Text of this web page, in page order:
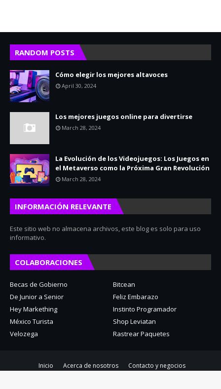
RANDOM POSTS
Cómo elegir los mejores altavoces
April 30, 2024
Los mejores juegos online para divertirse
March 28, 2024
La Evolución de los Videojuegos: Los Juegos en
el Metaverso como la Próxima Gran Revolución
March 28, 2024
INFORMACIÓN RELEVANTE
Este sitio web no almacena archivos, este blog es solo para uso
informativo.
COLABORACIONES
Becas de Gobierno
Bitcean
De Junior a Senior
Feliz Embarazo
Hey Markething
Instinto Programador
México Turista
Shop Leviatan
Velozega
Rastrear Paquetes
Inicio Acerca de nosotros
Contacto y negocios